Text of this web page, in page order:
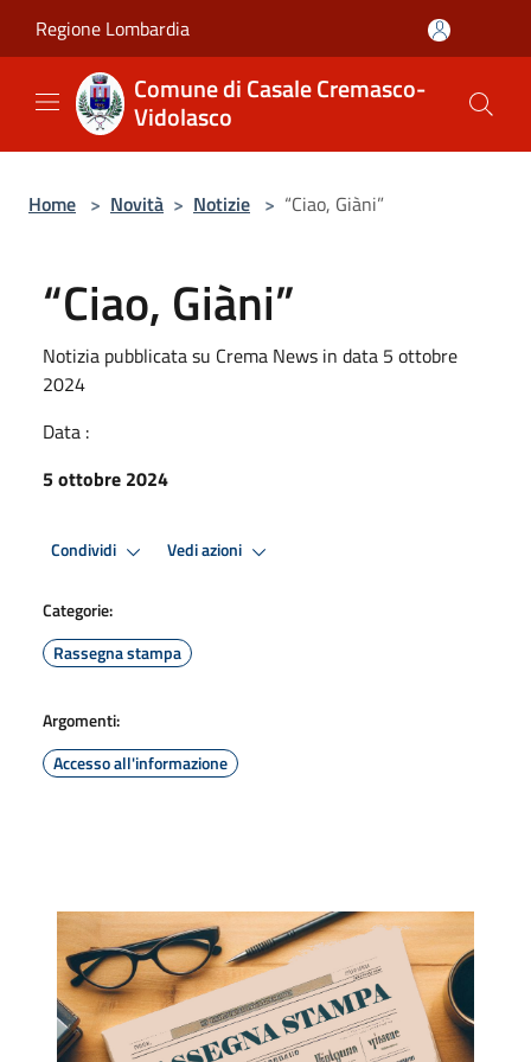
Regione Lombardia
Comune di Casale Cremasco-
Vidolasco
Home > Novità > Notizie > “Ciao, Giàni”
“Ciao, Giàni”
Notizia pubblicata su Crema News in data 5 ottobre
2024
Data :
5 ottobre 2024
Condividi Vedi azioni
Categorie:
Rassegna stampa
Argomenti:
Accesso all'informazione